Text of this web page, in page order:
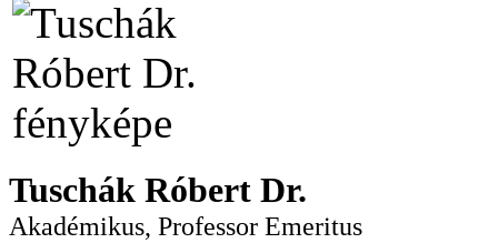
Tuschák Róbert Dr.
Akadémikus, Professor Emeritus